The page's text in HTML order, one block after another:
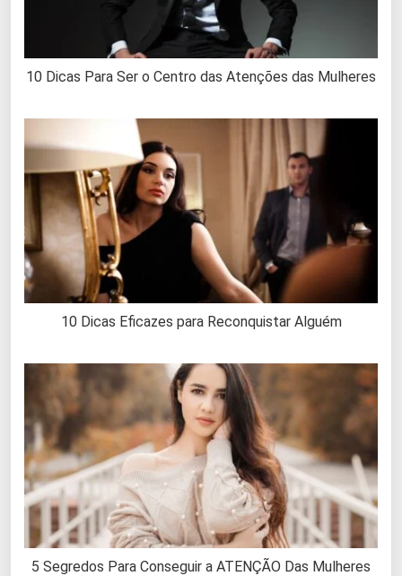
10 Dicas Para Ser o Centro das Atenções das Mulheres
10 Dicas Eficazes para Reconquistar Alguém
5 Segredos Para Conseguir a ATENÇÃO Das Mulheres